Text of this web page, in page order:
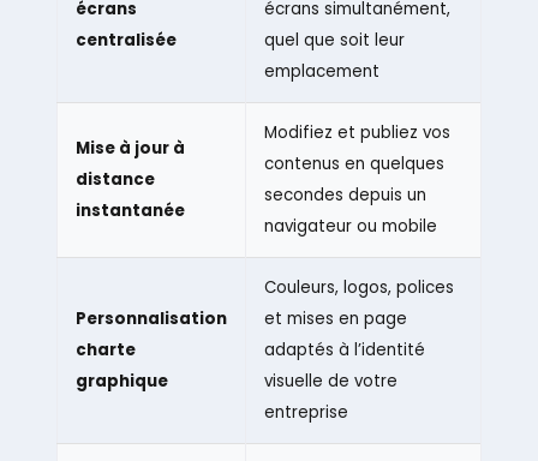
écrans
centralisée
écrans simultanément,
quel que soit leur
emplacement
Mise à jour à
distance
instantanée
Modifiez et publiez vos
contenus en quelques
secondes depuis un
navigateur ou mobile
Personnalisation
charte
graphique
Couleurs, logos, polices
et mises en page
adaptés à l’identité
visuelle de votre
entreprise